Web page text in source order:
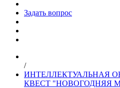
Задать вопрос
/
ИНТЕЛЛЕКТУАЛЬНАЯ
КВЕСТ "НОВОГОДНЯЯ